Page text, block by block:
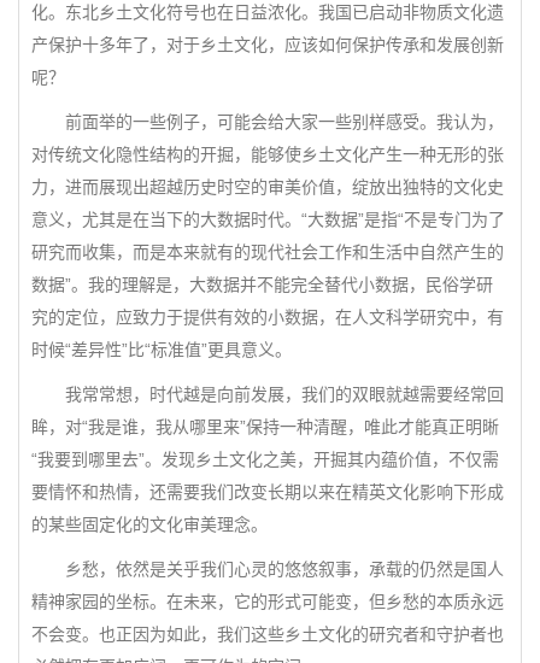
化。东北乡土文化符号也在日益浓化。我国已启动非物质文化遗
产保护十多年了，对于乡土文化，应该如何保护传承和发展创新
呢？
前面举的一些例子，可能会给大家一些别样感受。我认为，
对传统文化隐性结构的开掘，能够使乡土文化产生一种无形的张
力，进而展现出超越历史时空的审美价值，绽放出独特的文化史
意义，尤其是在当下的大数据时代。“大数据”是指“不是专门为了
研究而收集，而是本来就有的现代社会工作和生活中自然产生的
数据”。我的理解是，大数据并不能完全替代小数据，民俗学研
究的定位，应致力于提供有效的小数据，在人文科学研究中，有
时候“差异性”比“标准值”更具意义。
我常常想，时代越是向前发展，我们的双眼就越需要经常回
眸，对“我是谁，我从哪里来”保持一种清醒，唯此才能真正明晰
“我要到哪里去”。发现乡土文化之美，开掘其内蕴价值，不仅需
要情怀和热情，还需要我们改变长期以来在精英文化影响下形成
的某些固定化的文化审美理念。
乡愁，依然是关乎我们心灵的悠悠叙事，承载的仍然是国人
精神家园的坐标。在未来，它的形式可能变，但乡愁的本质永远
不会变。也正因为如此，我们这些乡土文化的研究者和守护者也